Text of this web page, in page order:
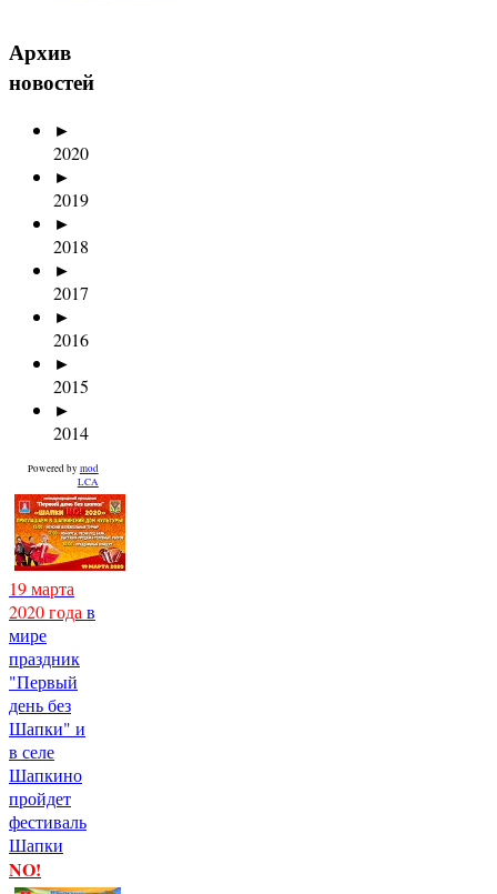
Архив
новостей
►
2020
►
2019
►
2018
►
2017
►
2016
►
2015
►
2014
Powered by mod
LCA
19 марта
2020 года в
мире
праздник
"Первый
день без
Шапки" и
в селе
Шапкино
пройдет
фестиваль
Шапки
NO!